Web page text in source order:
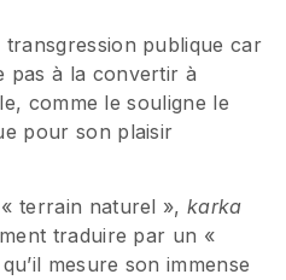
publique car
pas à la convertir à
comme le souligne le
pour son plaisir
« terrain naturel »,karka
traduire par un «
mesure son immense